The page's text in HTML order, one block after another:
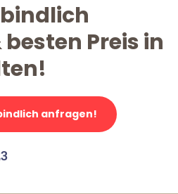
Preis in
anfragen!